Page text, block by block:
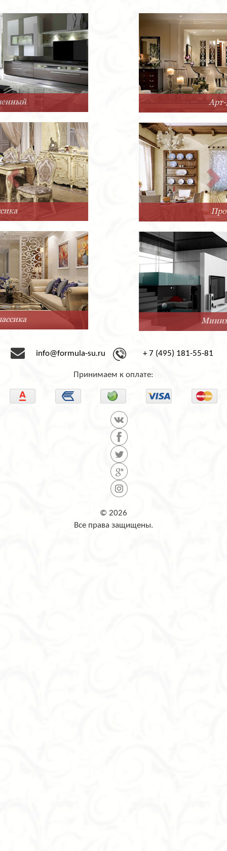
info@formula-su.ru + 7 (495) 181-55-81
Принимаем к оплате:
© 2026
Все права защищены.